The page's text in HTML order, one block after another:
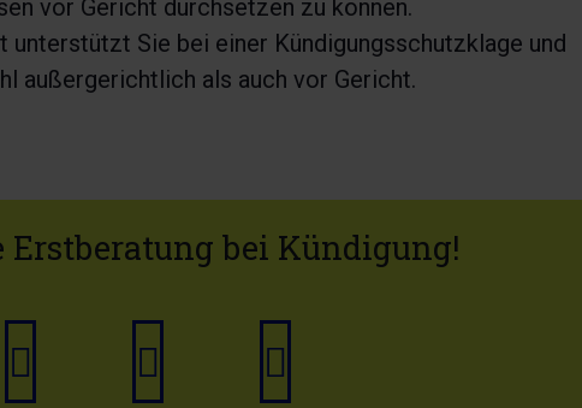
vor Gericht durchsetzen zu können.
unterstützt Sie bei einer Kündigungsschutzklage und
außergerichtlich als auch vor Gericht.
Erstberatung bei Kündigung!
Anrufen